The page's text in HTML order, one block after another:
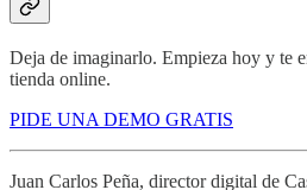
Deja de imaginarlo. Empieza hoy y te
tienda online.
PIDE UNA DEMO GRATIS
Juan Carlos Peña, director digital de